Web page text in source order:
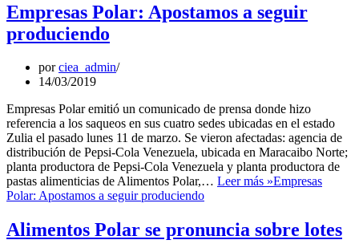
Empresas Polar: Apostamos a seguir
produciendo
porciea_admin
14/03/2019
Empresas Polar emitió un comunicado de prensa donde hizo
referencia a los saqueos en sus cuatro sedes ubicadas en el estado
Zulia el pasado lunes 11 de marzo. Se vieron afectadas: agencia de
distribución de Pepsi-Cola Venezuela, ubicada en Maracaibo Norte;
planta productora de Pepsi-Cola Venezuela y planta productora de
pastas alimenticias de Alimentos Polar,… Leer más »Empresas
Polar: Apostamos a seguir produciendo
Alimentos Polar se pronuncia sobre lotes